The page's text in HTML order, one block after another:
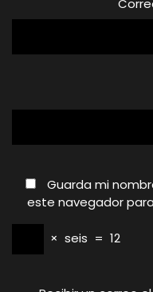
Guarda mi
este navegador
× seis = 12